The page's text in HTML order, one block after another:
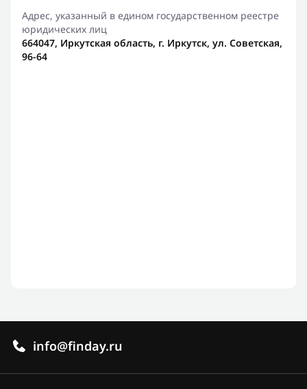
Адрес, указанный в едином государственном реестре
юридических лиц
664047, Иркутская область, г. Иркутск, ул. Советская,
96-64
info@finday.ru